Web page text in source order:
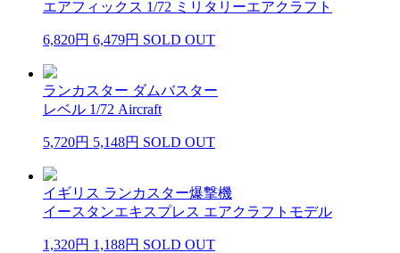
エアフィックス 1/72 ミリタリーエアクラフト
6,820円 6,479円 SOLD OUT
ランカスター ダムバスター
レベル 1/72 Aircraft
5,720円 5,148円 SOLD OUT
イギリス ランカスター爆撃機
イースタンエキスプレス エアクラフトモデル
1,320円 1,188円 SOLD OUT